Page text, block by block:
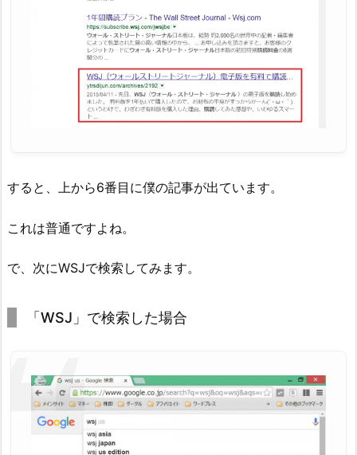
すると、上から6番目に僕の記事が出ています。
これは普通ですよね。
で、次にWSJで検索してみます。
「WSJ」で検索した場合